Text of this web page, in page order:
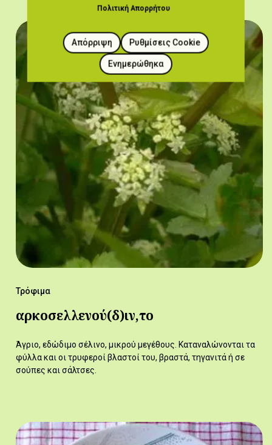
Τρόφιμα
αρκοσελλενού(δ)ιν,το
Άγριο, εδώδιμο σέλινο, μικρού μεγέθους. Καταναλώνονται τα
φύλλα και οι τρυφεροί βλαστοί του, βραστά, τηγανιτά ή σε
σούπες και σάλτσες.
Πολιτική Απορρήτου
Ρυθμίσεις Cookie
Απόρριψη
Ενημερώθηκα